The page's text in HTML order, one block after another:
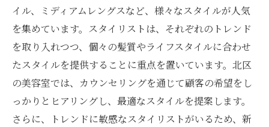
イル、ミディアムレングスなど、様々なスタイルが人気
を集めています。スタイリストは、それぞれのトレンド
を取り入れつつ、個々の髪質やライフスタイルに合わせ
たスタイルを提供することに重点を置いています。北区
の美容室では、カウンセリングを通じて顧客の希望をし
っかりとヒアリングし、最適なスタイルを提案します。
さらに、トレンドに敏感なスタイリストがいるため、新